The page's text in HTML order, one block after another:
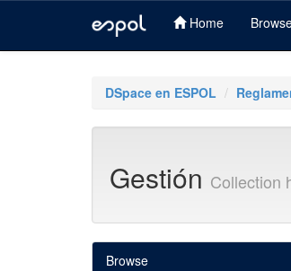
Home
DSpace en ESPOL
Gestión Collection
Browse